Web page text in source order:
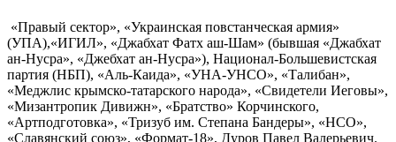
«Правый сектор», «Украинская повстанческая армия»
(УПА),«ИГИЛ», «Джабхат Фатх аш-Шам» (бывшая «Джабхат
ан-Нусра», «Джебхат ан-Нусра»), Национал-Большевистская
партия (НБП), «Аль-Каида», «УНА-УНСО», «Талибан»,
«Меджлис крымско-татарского народа», «Свидетели Иеговы»,
«Мизантропик Дивижн», «Братство» Корчинского,
«Артподготовка», «Тризуб им. Степана Бандеры», «НСО»,
«Славянский союз», «Формат-18», Дуров Павел Валерьевич.